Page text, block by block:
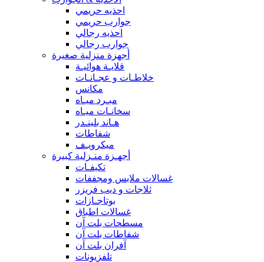
احذيه حريمي
جوارب حريمي
احذيه رجالي
جوارب رجالي
أجهزة منزلية صغيرة
قلايـة هوائيـة
خلاطـات و عجـانـات
مكانس
مبـرد ميـاه
سخانـات ميـاه
هـاند بلينـدر
شفاطات
ميكرويـف
أجهـزة منـزلية كبيرة
تكيفـات
غسالات ملابس ومجففات
ثلاجات و ديب فريزر
بوتاجـازات
غسالات اطباق
مسطحات بلت آن
شفاطات بلت آن
آفران بلت آن
تلفزيونات